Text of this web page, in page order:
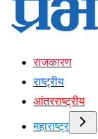
राजकारण
राष्ट्रीय
आंतरराष्ट्रीय
महाराष्ट्र